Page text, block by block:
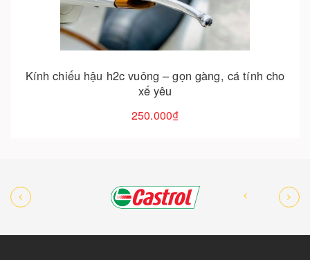
cá tính cho
Che két nước cnc cho xe sh, vario,